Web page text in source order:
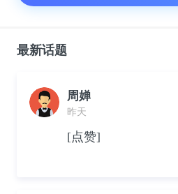
最新话题
周婵
昨天
[点赞]